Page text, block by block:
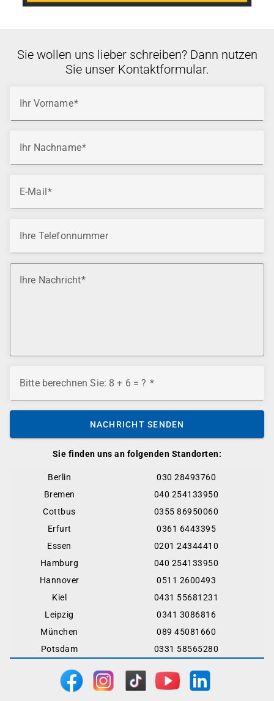
Sie finden uns an folgenden Standorten:
Berlin
030 28493760
Bremen
040 254133950
Cottbus
0355 86950060
Erfurt
0361 6443395
Essen
0201 24344410
Hamburg
040 254133950
Hannover
0511 2600493
Kiel
0431 55681231
Leipzig
0341 3086816
München
089 45081660
Potsdam
0331 58565280
Sie wollen uns lieber schreiben? Dann nutzen
Sie unser Kontaktformular.
Ihr Vorname
Ihr Nachname
E-Mail
Ihre Telefonnummer
Ihre Nachricht
Bitte berechnen Sie: 8 + 6 = ?
NACHRICHT SENDEN